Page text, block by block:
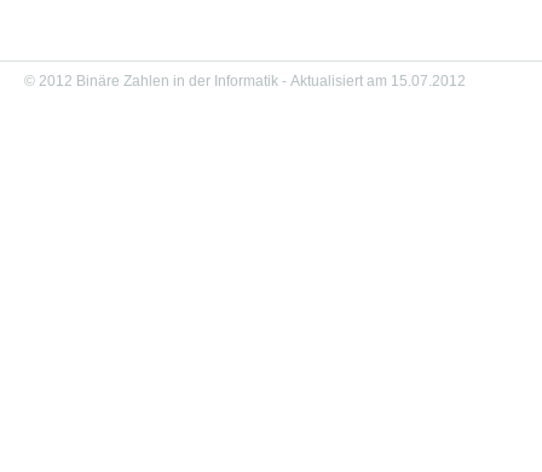
© 2012 Binäre Zahlen in der Informatik - Aktualisiert am 15.07.2012